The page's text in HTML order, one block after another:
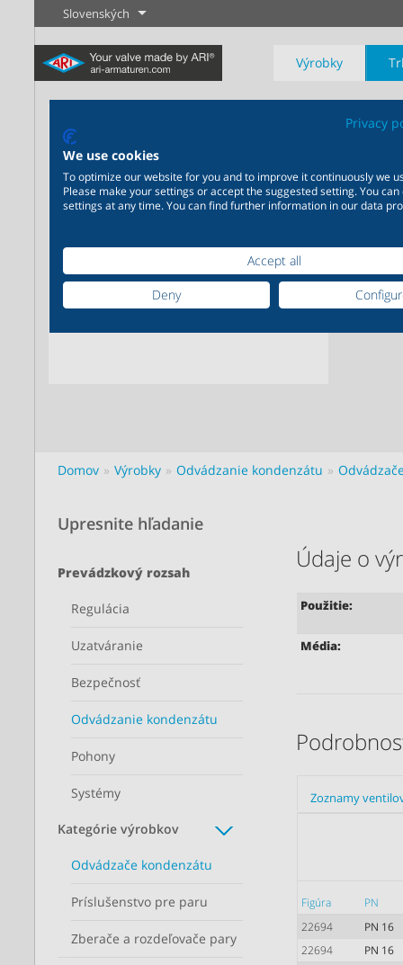
Slovenských
Výrobky
Novinky
Zistiť viac
Regulácia
Zistiť viac Zistiť viac
Priemysel
priemysel - Váš flexibilný
systém pre priemyselné
aplikácie
Chémia
- Výrobné riešenia šité na
mieru Vašim individuálnym
požiadavkám
Domov Výrobky Odvádzanie kondenzátu
Údaje o
Použitie:
Média:
Zoznamy
Figúra
PN
22694
PN 16
22694
PN 16
Upresnite hľadanie
Prevádzkový rozsah
Regulácia
Uzatváranie
Bezpečnosť
Odvádzanie kondenzátu
Pohony
Systémy
Kategórie výrobkov
Odvádzače kondenzátu
Príslušenstvo pre paru
Zberače a rozdeľovače pary
Privacy
We use cookies
To optimize our website for you and to improve it continuously we
Please make your settings or accept the suggested setting. You
settings at any time. You can find further information in our data
Accept all
Deny